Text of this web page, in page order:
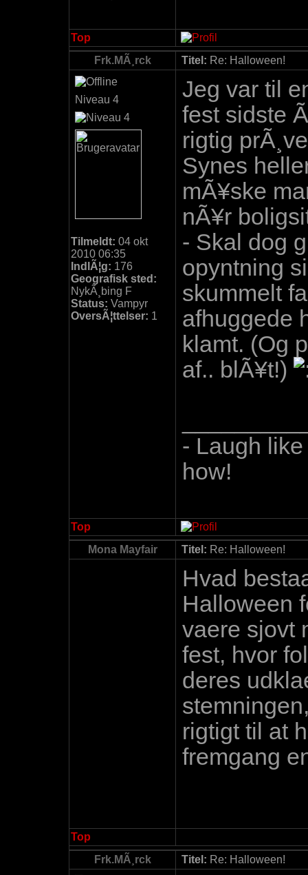
Top
Frk.MÃ¸rck
Titel: Re: Halloween!
Niveau 4
Tilmeldt: 04 okt
2010 06:35
IndlÃ¦g: 176
Geografisk sted:
NykÃ¸bing F
Status: Vampyr
OversÃ¦ttelser: 1
Jeg var til
fest sidste
rigtig
Synes
mÃ¥ske
nÃ¥r
- Skal dog
opyntning
skummelt
afhuggede
klamt. (Og
af.. blÃ¥t!)
- Laugh
how!
Top
Mona Mayfair
Titel: Re: Halloween!
Hvad
Halloween
vaere sjovt
fest, hvor
deres
rigtigt til at
fremgang
Top
Frk.MÃ¸rck
Titel: Re: Halloween!